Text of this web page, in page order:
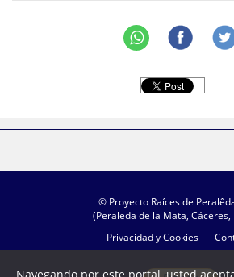
© Proyecto Raíces de
(Peraleda de la Mata, Cáceres,
Privacidad y Cookies